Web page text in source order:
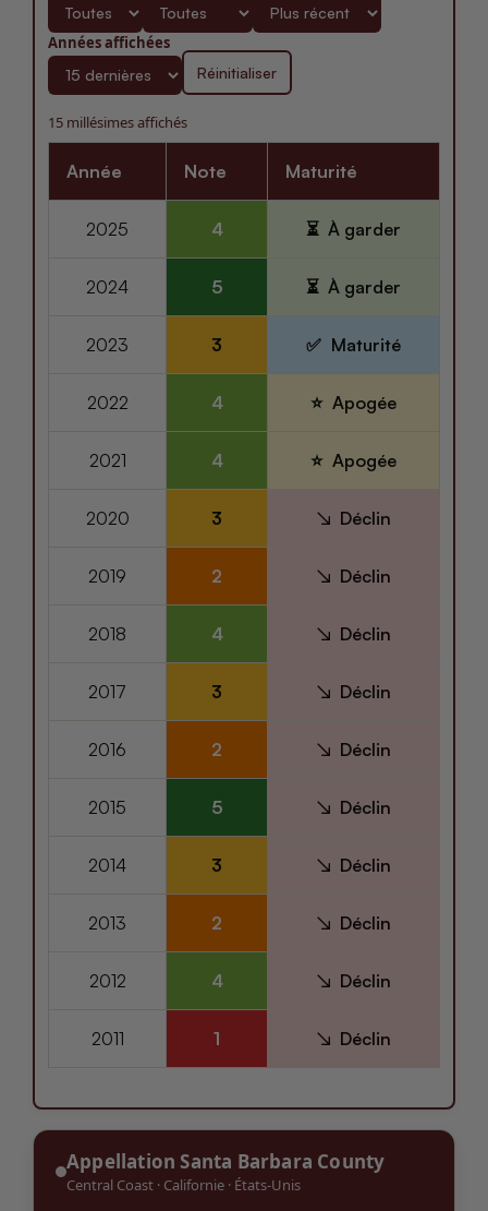
Années affichées
Réinitialiser
15 millésimes affichés
Année Note Maturité
2025 4 À garder
2024 5 À garder
2023 3 Maturité
2022 4 Apogée
2021 4 Apogée
2020 3 Déclin
2019 2 Déclin
2018 4 Déclin
2017 3 Déclin
2016 2 Déclin
2015 5 Déclin
2014 3 Déclin
2013 2 Déclin
2012 4 Déclin
2011 1 Déclin
Appellation Santa Barbara County
Central Coast · Californie · États-Unis